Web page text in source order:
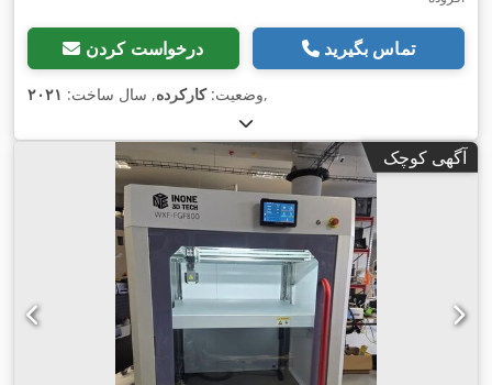
درخواست کردن تماس بگیرید
وضعیت:کارکرده, سال ساخت: ۲۰۲۱ ,
آگهی کوچک